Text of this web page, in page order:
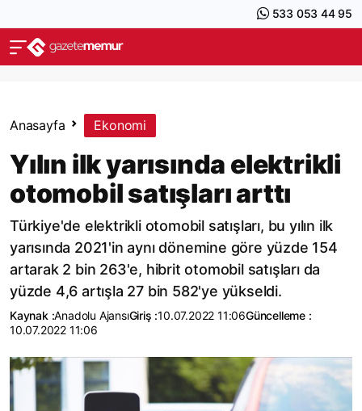
533 053 44 95
Anasayfa Ekonomi
Yılın ilk yarısında elektrikli
otomobil satışları arttı
Türkiye'de elektrikli otomobil satışları, bu yılın ilk
yarısında 2021'in aynı dönemine göre yüzde 154
artarak 2 bin 263'e, hibrit otomobil satışları da
yüzde 4,6 artışla 27 bin 582'ye yükseldi.
Kaynak :Anadolu AjansıGiriş :10.07.2022 11:06Güncelleme :
10.07.2022 11:06